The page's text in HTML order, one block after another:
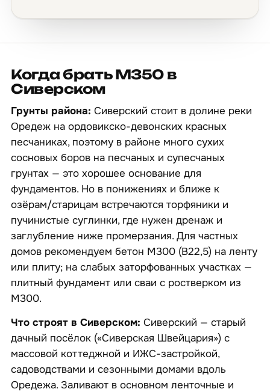
Когда брать М350 в
Сиверском
Грунты района: Сиверский стоит в долине реки
Оредеж на ордовикско-девонских красных
песчаниках, поэтому в районе много сухих
сосновых боров на песчаных и супесчаных
грунтах — это хорошее основание для
фундаментов. Но в понижениях и ближе к
озёрам/старицам встречаются торфяники и
пучинистые суглинки, где нужен дренаж и
заглубление ниже промерзания. Для частных
домов рекомендуем бетон М300 (B22,5) на ленту
или плиту; на слабых заторфованных участках —
плитный фундамент или сваи с ростверком из
М300.
Что строят в Сиверском: Сиверский — старый
дачный посёлок («Сиверская Швейцария») с
массовой коттеджной и ИЖС-застройкой,
садоводствами и сезонными домами вдоль
Оредежа. Заливают в основном ленточные и